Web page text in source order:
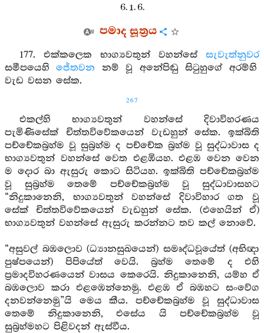
6. 1. 6.
පමාද සූත්‍රය
177. එක්කලෙක භාග්‍යවතුන් වහන්සේ සැවැත්නුවර
සමීපයෙහිජේතවන නම් වූ අනේපිඬු සිටුහුගේ අරම්හි
වැඩ වසන සේක.
267
එකල්හි භාග්‍යවතුන් වහන්සේ දිවාවිහරණය
පැමිණිසේක් චිත්තවිවේකයෙන් වැඩහුන් සේක. ඉක්බිති
පච්චේකබ්‍රහ්ම වූ සුබ්‍රහ්ම ද පච්චේක බ්‍රහ්ම වූ සුද්ධාවාස ද
භාග්‍යවතුන් වහන්සේ වෙත එළඹියහ. එළඹ වෙන වෙන
ම දොර බා ඇසුරු කොට සිටියහ. ඉක්බිති පච්චේකබ්‍රහ්ම
වූ සුබ්‍රහ්ම තෙමේ පච්චේකබ්‍රහ්ම වූ සුද්ධාවාසහට
“නිදුකානෙනි, භාග්‍යවතුන් වහන්සේ දිවාවිහාර ගත වූ
සේක් චිත්තවිවේකයෙන් වැඩහුන් සේක. (එහෙයින් ඒ)
භාග්‍යවතුන් වහන්සේ ඇසුරු කරන්නට තව කල් නොවේ.
“අසුවල් බඹලොව (ධ්‍යානසුඛයෙන්) සමෘද්ධවූයේත් (අභිඥා
පුෂ්පයෙන්) පිපියේත් වෙයි. බ්‍රහ්ම තෙමේ ද එහි
ප්‍රමාදවිහරණයෙන් වාසය කෙරෙයි. නිදුකානෙනි, යම්හ ඒ
බඹලොව කරා එළඹෙන්නෙමු. එළඹ ඒ බඹහට සංවේග
දනවන්නෙමු”යි මෙය කීය. පච්චේකබ්‍රහ්ම වූ සුද්ධාවාස
තෙමේ නිදුකානෙනි, එසේය යි පච්චේකබ්‍රහ්ම වූ
සුබ්‍රහ්මහට පිළිවදන් ඇස්වීය.